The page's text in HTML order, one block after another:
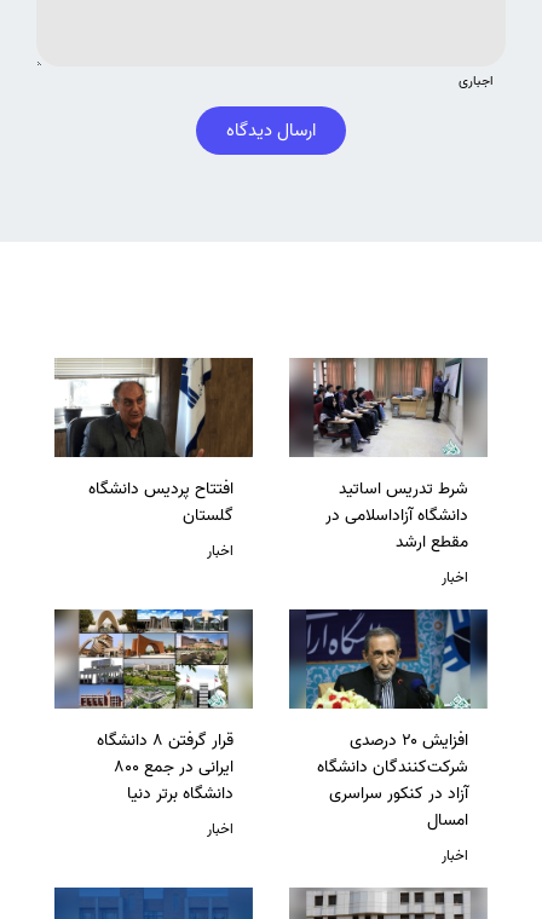
اجباری
ارسال دیدگاه
شرط تدریس اساتید
دانشگاه آزاداسلامی در
مقطع ارشد
اخبار
افتتاح پردیس دانشگاه
گلستان
اخبار
افزایش ۲۰ درصدی
شرکت‌کنندگان دانشگاه
آزاد در کنکور سراسری
امسال
اخبار
قرار گرفتن 8 دانشگاه
ایرانی در جمع 800
دانشگاه برتر دنیا
اخبار